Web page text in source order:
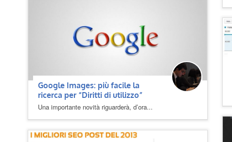
Google Images: più facile la
ricerca per “Diritti di utilizzo”
Una importante novità riguarderà, d’ora...